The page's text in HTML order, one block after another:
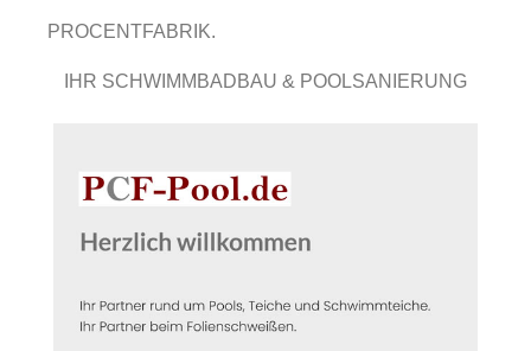
PROCENTFABRIK.
IHR SCHWIMMBADBAU & POOLSANIERUNG